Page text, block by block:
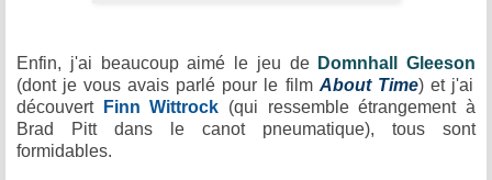
Enfin, j'ai beaucoup aimé le jeu de Domnhall Gleeson
(dont je vous avais parlé pour le filmAbout Time) et j'ai
découvert
Finn Wittrock (qui ressemble étrangement à
Brad Pitt dans le canot pneumatique), tous sont
formidables.